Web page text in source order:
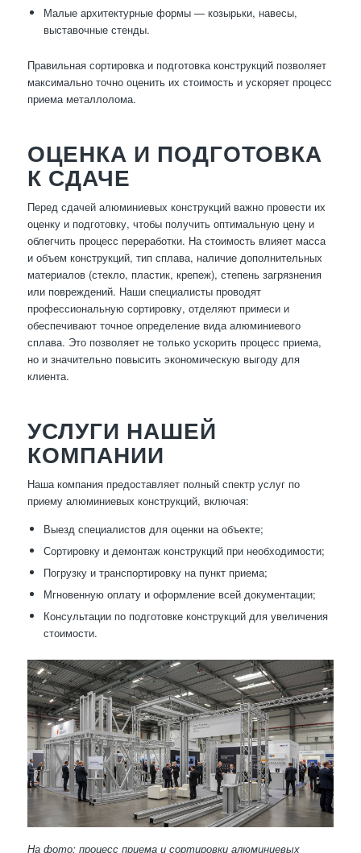
Малые архитектурные формы — козырьки, навесы,
выставочные стенды.
Правильная сортировка и подготовка конструкций позволяет
максимально точно оценить их стоимость и ускоряет процесс
приема металлолома.
ОЦЕНКА И ПОДГОТОВКА
К СДАЧЕ
Перед сдачей алюминиевых конструкций важно провести их
оценку и подготовку, чтобы получить оптимальную цену и
облегчить процесс переработки. На стоимость влияет масса
и объем конструкций, тип сплава, наличие дополнительных
материалов (стекло, пластик, крепеж), степень загрязнения
или повреждений. Наши специалисты проводят
профессиональную сортировку, отделяют примеси и
обеспечивают точное определение вида алюминиевого
сплава. Это позволяет не только ускорить процесс приема,
но и значительно повысить экономическую выгоду для
клиента.
УСЛУГИ НАШЕЙ
КОМПАНИИ
Наша компания предоставляет полный спектр услуг по
приему алюминиевых конструкций, включая:
Выезд специалистов для оценки на объекте;
Сортировку и демонтаж конструкций при необходимости;
Погрузку и транспортировку на пункт приема;
Мгновенную оплату и оформление всей документации;
Консультации по подготовке конструкций для увеличения
стоимости.
На фото: процесс приема и сортировки алюминиевых